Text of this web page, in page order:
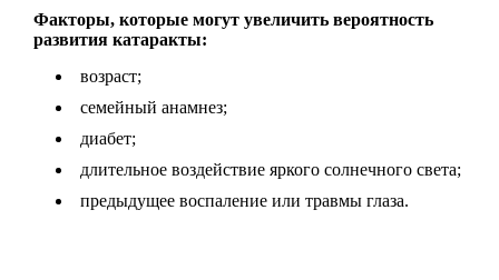
Факторы, которые могут увеличить вероятность
развития катаракты:
возраст;
семейный анамнез;
диабет;
длительное воздействие яркого солнечного света;
предыдущее воспаление или травмы глаза.